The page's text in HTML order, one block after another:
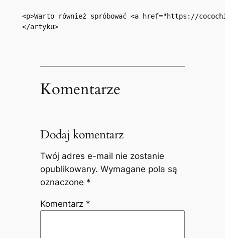
<p>Warto również spróbować <a href="https://
</artyku>
Komentarze
Dodaj komentarz
Twój adres e-mail nie zostanie
opublikowany. Wymagane pola są
oznaczone *
Komentarz *